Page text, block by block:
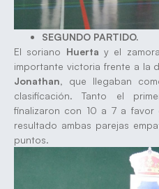
SEGUNDO PARTIDO.
El soriano Huertay el
importante victoria frente a la
Jonathan, que llegaban
clasificación. Tanto el
finalizaron con 10 a 7 a
resultado ambas parejas
puntos.